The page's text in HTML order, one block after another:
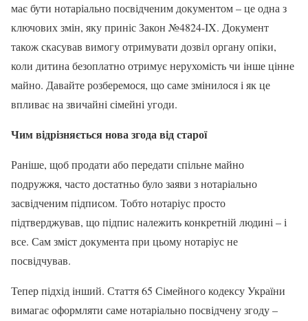
має бути нотаріально посвідченим документом – це одна з
ключових змін, яку приніс Закон №4824-IX. Документ
також скасував вимогу отримувати дозвіл органу опіки,
коли дитина безоплатно отримує нерухомість чи інше цінне
майно. Давайте розберемося, що саме змінилося і як це
впливає на звичайні сімейні угоди.
Чим відрізняється нова згода від старої
Раніше, щоб продати або передати спільне майно
подружжя, часто достатньо було заяви з нотаріально
засвідченим підписом. Тобто нотаріус просто
підтверджував, що підпис належить конкретній людині – і
все. Сам зміст документа при цьому нотаріус не
посвідчував.
Тепер підхід інший. Стаття 65 Сімейного кодексу України
вимагає оформляти саме нотаріально посвідчену згоду –